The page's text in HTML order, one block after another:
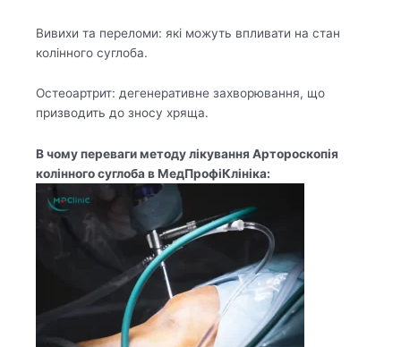
Вивихи та переломи: які можуть впливати на стан
колінного суглоба.
Остеоартрит: дегенеративне захворювання, що
призводить до зносу хряща.
В чому переваги методу лікування Артороскопія
колінного суглоба в МедПрофіКлініка: